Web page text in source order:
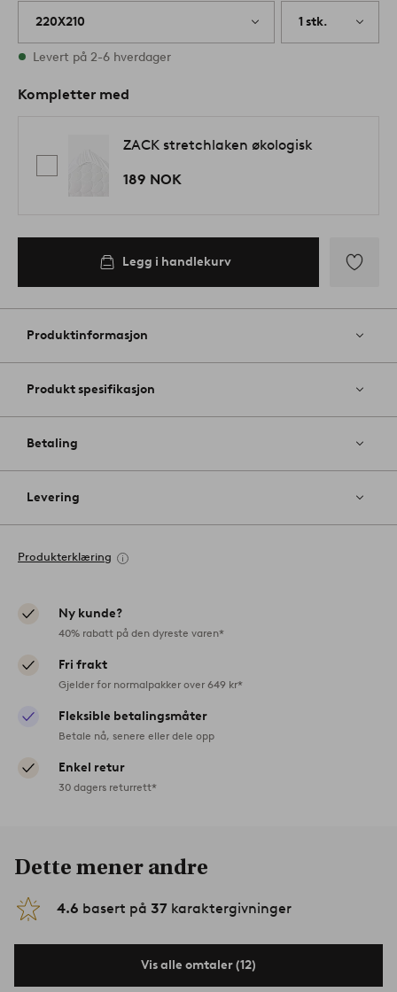
220X210 1 stk.
På lager
Levert på 2-6 hverdager
Kompletter med
ZACK stretchlaken økologisk
189 NOK
Legg i handlekurv
til
Produktinformasjon
Produkt spesifikasjon
Betaling
Levering
Produkterklæring
Ny kunde?
40% rabatt på den dyreste varen*
Fri frakt
Gjelder for normalpakker over 649 kr*
Fleksible betalingsmåter
Betale nå, senere eller dele opp
Enkel retur
30 dagers returrett*
Dette mener andre
4.6 basert på 37 karaktergivninger
Vis alle omtaler (12)